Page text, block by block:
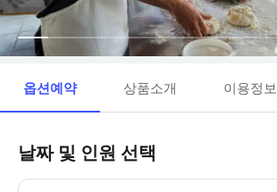
옵션예약 상품소개 이용정보
날짜 및 인원 선택